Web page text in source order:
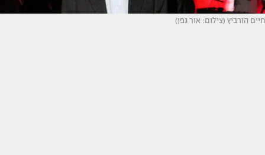
חיים הורביץ (צילום: אור גפן)